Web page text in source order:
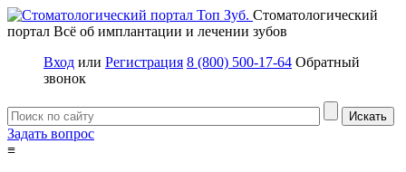
Стоматологический
портал Всё об имплантации и лечении зубов
Вход или Регистрация 8 (800) 500-17-64 Обратный
звонок
Задать вопрос
≡